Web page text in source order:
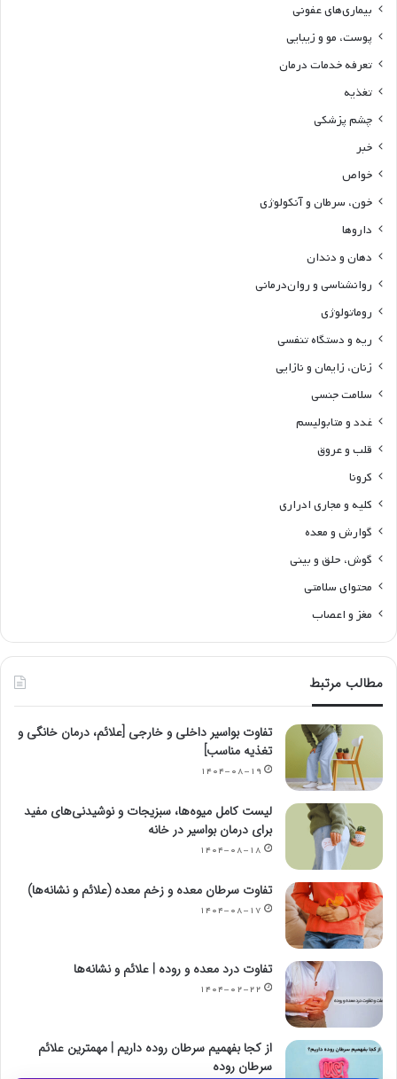
بیماری‌های عفونی
پوست، مو و زیبایی
تعرفه خدمات درمان
تغذیه
چشم پزشکی
خبر
خواص
خون، سرطان و آنکولوژی
داروها
دهان و دندان
روانشناسی و روان‌درمانی
روماتولوژی
ریه و دستگاه تنفسی
زنان، زایمان و نازایی
سلامت جنسی
غدد و متابولیسم
قلب و عروق
کرونا
کلیه و مجاری ادراری
گوارش و معده
گوش، حلق و بینی
محتوای سلامتی
مغز و اعصاب
مطالب مرتبط
تفاوت بواسیر داخلی و خارجی [علائم، درمان خانگی و
تغذیه مناسب]
۱۴۰۴-۰۸-۱۹
لیست کامل میوه‌ها، سبزیجات و نوشیدنی‌های مفید
برای درمان بواسیر در خانه
۱۴۰۴-۰۸-۱۸
تفاوت سرطان معده و زخم معده (علائم و نشانه‌ها)
۱۴۰۴-۰۸-۱۷
تفاوت درد معده و روده | علائم و نشانه‌ها
۱۴۰۴-۰۲-۲۲
از کجا بفهمیم سرطان روده داریم | مهمترین علائم
سرطان روده